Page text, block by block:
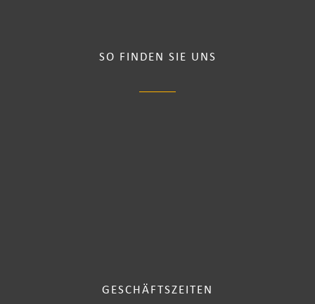
SO FINDEN SIE UNS
GESCHÄFTSZEITEN